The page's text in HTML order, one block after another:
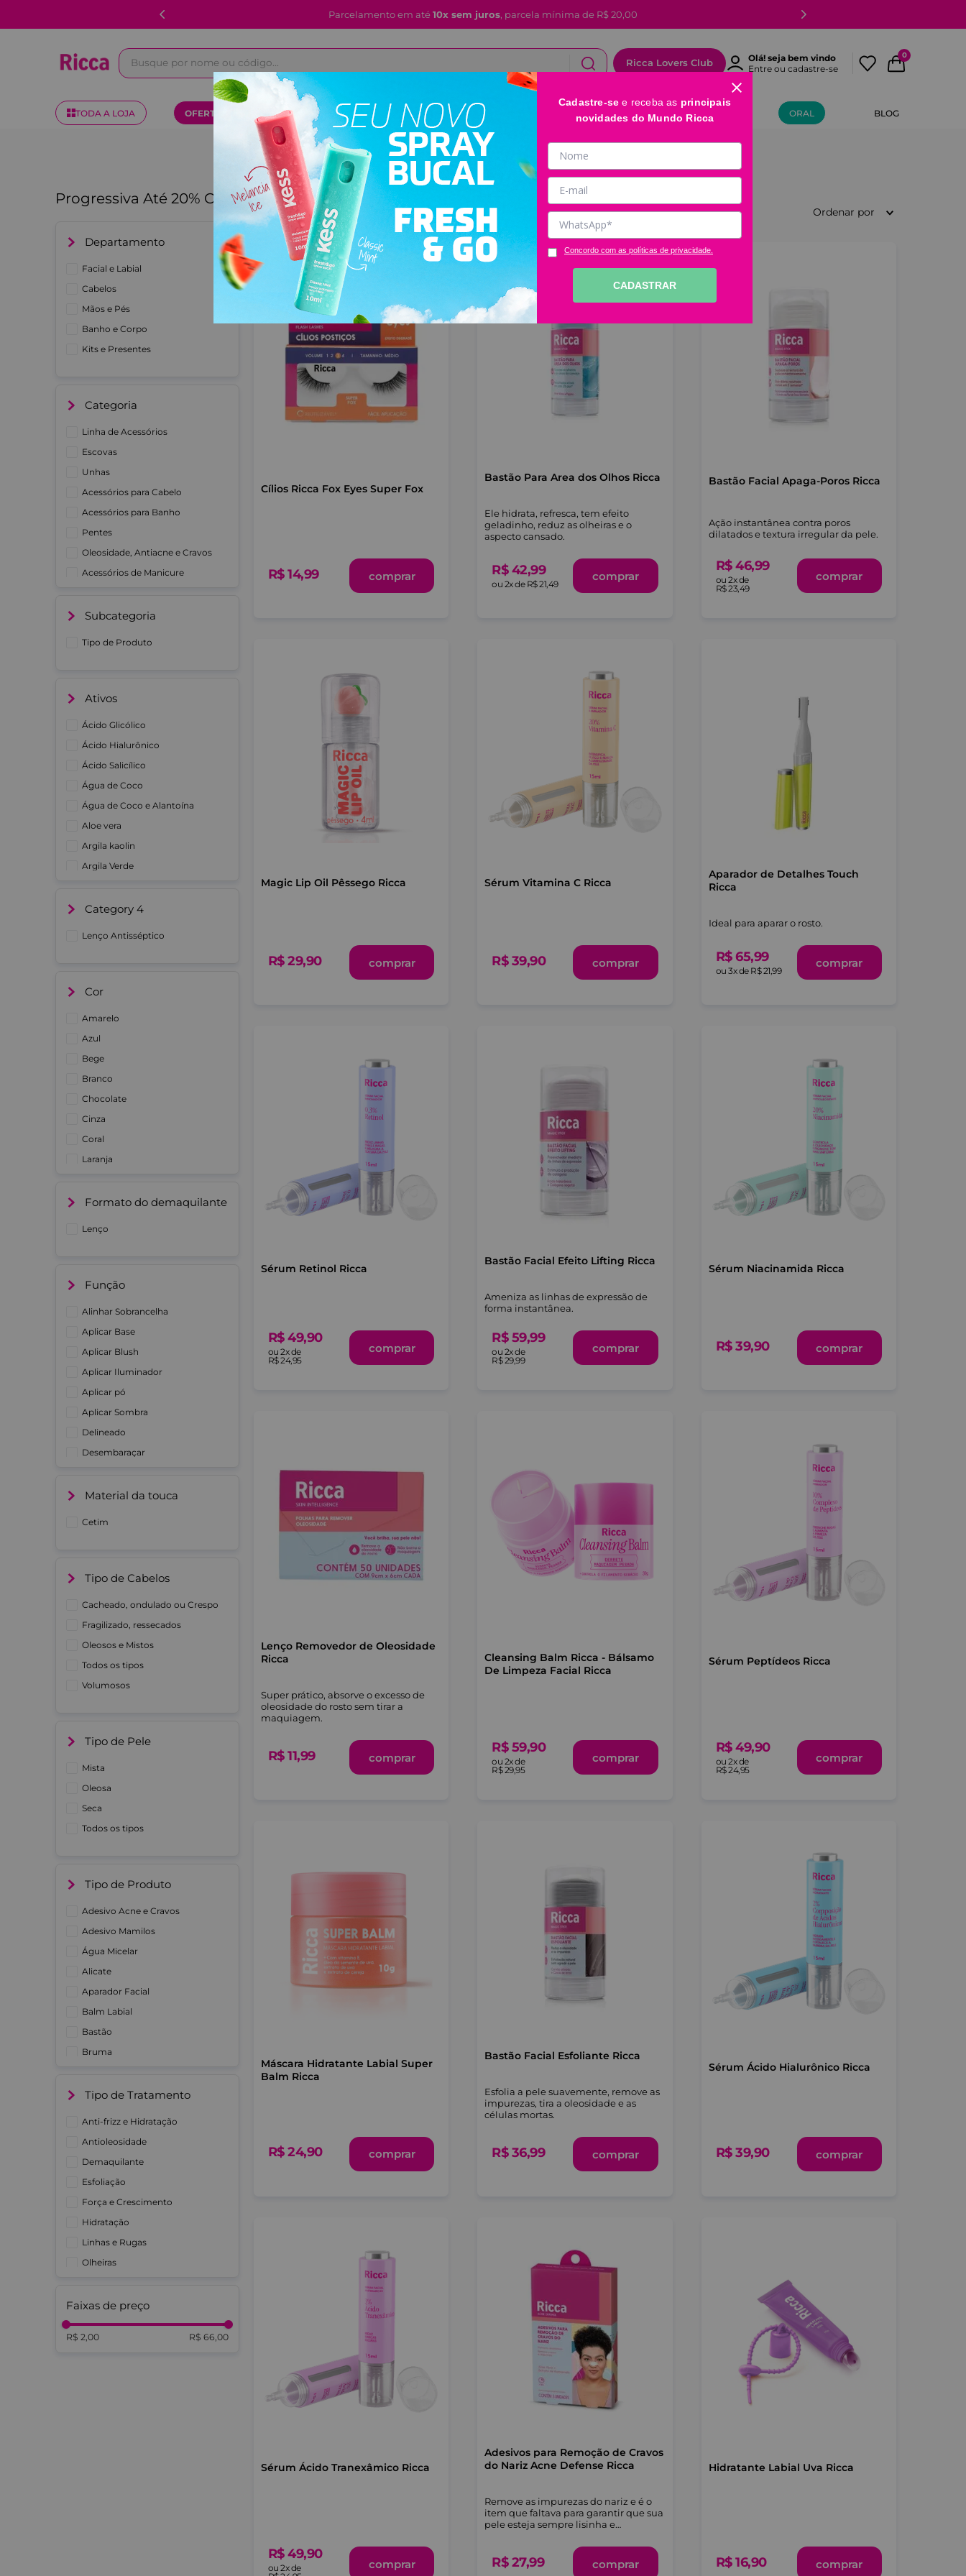
Use o cupom BEMVINDO e ganhe 10%OFF na sua primeira compra
Busque por nome ou código...
Ricca Lovers Club
Olá! seja bem vindo
Entre ou cadastre-se
0
TODA A LOJA OFERTAS KITS CABELOS FACIAL E LABIAL BANHO E CORPO MÃOS E PÉS ORAL BLOG
Progressiva Até 20% OFF
Departamento
Facial e Labial
Cabelos
Mãos e Pés
Banho e Corpo
Kits e Presentes
Categoria
Linha de Acessórios
Escovas
Unhas
Acessórios para Cabelo
Acessórios para Banho
Pentes
Oleosidade, Antiacne e Cravos
Acessórios de Manicure
Tratamento
Subcategoria
Tipo de Produto
Ativos
Ácido Glicólico
Ácido Hialurônico
Ácido Salicílico
Água de Coco
Água de Coco e Alantoína
Aloe vera
Argila kaolin
Argila Verde
Blend de óleos
Category 4
Lenço Antisséptico
Cor
Amarelo
Azul
Bege
Branco
Chocolate
Cinza
Coral
Laranja
Marrom
Formato do demaquilante
Lenço
Função
Alinhar Sobrancelha
Aplicar Base
Aplicar Blush
Aplicar Iluminador
Aplicar pó
Aplicar Sombra
Delineado
Desembaraçar
Fitar
Material da touca
Cetim
Tipo de Cabelos
Cacheado, ondulado ou Crespo
Fragilizado, ressecados
Oleosos e Mistos
Todos os tipos
Volumosos
Tipo de Pele
Mista
Oleosa
Seca
Todos os tipos
Tipo de Produto
Adesivo Acne e Cravos
Adesivo Mamilos
Água Micelar
Alicate
Aparador Facial
Balm Labial
Bastão
Bruma
Cílios
Tipo de Tratamento
Anti-frizz e Hidratação
Antioleosidade
Demaquilante
Esfoliação
Força e Crescimento
Hidratação
Linhas e Rugas
Olheiras
Redução da Oleosidade
Faixas de preço
R$ 2,00 R$ 66,00
Ordenar por
Cílios Ricca Fox Eyes Super Fox
R$ 14,99 comprar
Bastão Para Area dos Olhos Ricca
Ele hidrata, refresca, tem efeito
geladinho, reduz as olheiras e o
aspecto cansado.
R$ 42,99
ou 2x de R$21 49
comprar
Bastão Facial Apaga-Poros Ricca
Ação instantânea contra poros
dilatados e textura irregular da pele.
R$ 46,99
ou2x de
R$23 49
comprar
Magic Lip Oil Pêssego Ricca
R$ 29,90 comprar
Sérum Vitamina C Ricca
R$ 39,90 comprar
Aparador de Detalhes Touch
Ricca
Ideal para aparar o rosto.
R$ 65,99
ou3x de R$21 ,99
comprar
Sérum Retinol Ricca
R$ 49,90
ou2x de
R$24,95
comprar
Bastão Facial Efeito Lifting Ricca
Ameniza as linhas de expressão de
forma instantânea.
R$ 59,99
ou 2x de
R$29,99
comprar
Sérum Niacinamida Ricca
R$ 39,90 comprar
Lenço Removedor de Oleosidade
Ricca
Super prático, absorve o excesso de
oleosidade do rosto sem tirar a
maquiagem.
R$ 11,99 comprar
Cleansing Balm Ricca - Bálsamo
De Limpeza Facial Ricca
R$ 59,90
ou 2x de
R$29,95
comprar
Sérum Peptídeos Ricca
R$ 49,90
ou2x de
R$24,95
comprar
Máscara Hidratante Labial Super
Balm Ricca
R$ 24,90 comprar
Bastão Facial Esfoliante Ricca
Esfolia a pele suavemente, remove as
impurezas, tira a oleosidade e as
células mortas.
R$ 36,99 comprar
Sérum Ácido Hialurônico Ricca
R$ 39,90 comprar
Sérum Ácido Tranexâmico Ricca
R$ 49,90
ou2x de
comprar
Adesivos para Remoção de Cravos
do Nariz Acne Defense Ricca
Remove as impurezas do nariz e é o
item que faltava para garantir que sua
pele esteja sempre lisinha e
R$ 27,99 comprar
Hidratante Labial Uva Ricca
R$ 16,90 comprar
Cadastre-se e receba as principais
novidades do Mundo Ricca
Concordo com as políticas de privacidade.
CADASTRAR